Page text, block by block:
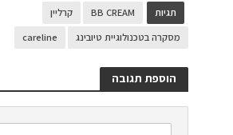
תגיות BB CREAM
קרליין
מסקרה בטכנולוגיית טיובינג
careline
הוספת תגובה